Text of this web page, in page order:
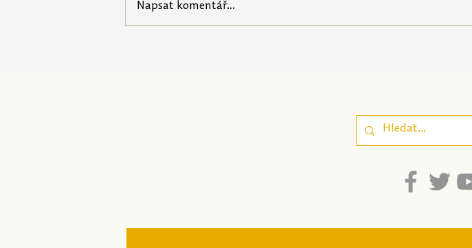
Napsat komentář...